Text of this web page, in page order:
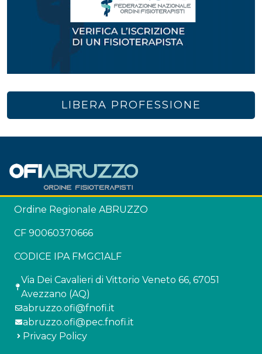
LIBERA PROFESSIONE
Ordine Regionale ABRUZZO
CF 90060370666
CODICE IPA FMGC1ALF
Via Dei Cavalieri di Vittorio Veneto 66, 67051
Avezzano (AQ)
abruzzo.ofi@fnofi.it
abruzzo.ofi@pec.fnofi.it
Privacy Policy